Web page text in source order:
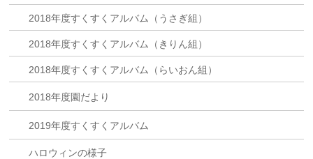
2018年度すくすくアルバム（うさぎ組）
2018年度すくすくアルバム（きりん組）
2018年度すくすくアルバム（らいおん組）
2018年度園だより
2019年度すくすくアルバム
ハロウィンの様子